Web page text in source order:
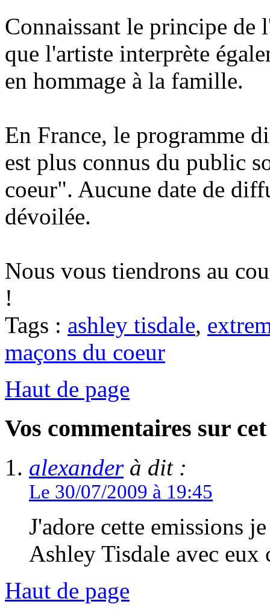
Connaissant le principe de
que l'artiste interprète
en hommage à la famille.
En France, le programme
est plus connus du public
coeur". Aucune date de
dévoilée.
Nous vous tiendrons au
!
Tags : ashley tisdale,
maçons du coeur
Haut de page
Vos commentaires sur
alexanderà dit :
Le 30/07/2009 à 19:45
J'adore cette emissions
Ashley Tisdale avec
Haut de page